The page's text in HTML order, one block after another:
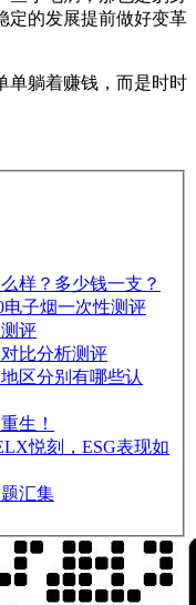
定的发展提前做好变革
单躺着赚钱，而是时时
样？多少钱一支？
电子烟一次性测评
评
比分析测评
区分别有哪些认
生！
悦刻，ESG表现如
汇集